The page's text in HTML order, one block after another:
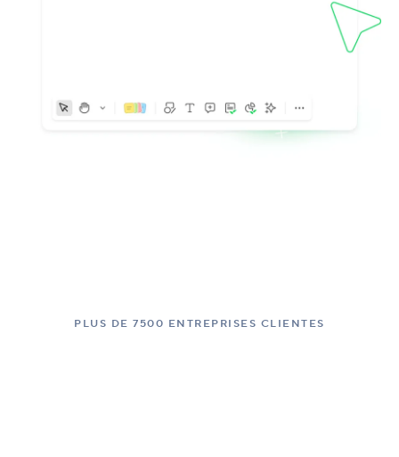
PLUS DE 7500 ENTREPRISES CLIENTES